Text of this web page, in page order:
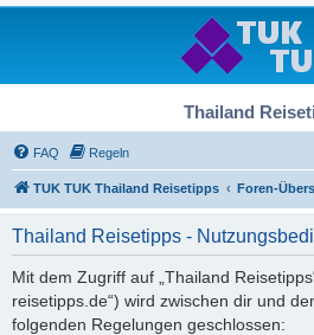
Thailand
FAQ Regeln
TUK TUK Thailand Reisetipps Foren-
Thailand Reisetipps -
Mit dem Zugriff auf „Thailand
reisetipps.de“) wird zwischen dir und
folgenden Regelungen geschlossen: